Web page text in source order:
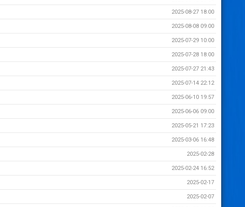
2025-08-27 18:00
2025-08-08 09:00
2025-07-29 10:00
2025-07-28 18:00
2025-07-27 21:43
2025-07-14 22:12
2025-06-10 19:57
2025-06-06 09:00
2025-05-21 17:23
2025-03-06 16:48
2025-02-28
2025-02-24 16:52
2025-02-17
2025-02-07